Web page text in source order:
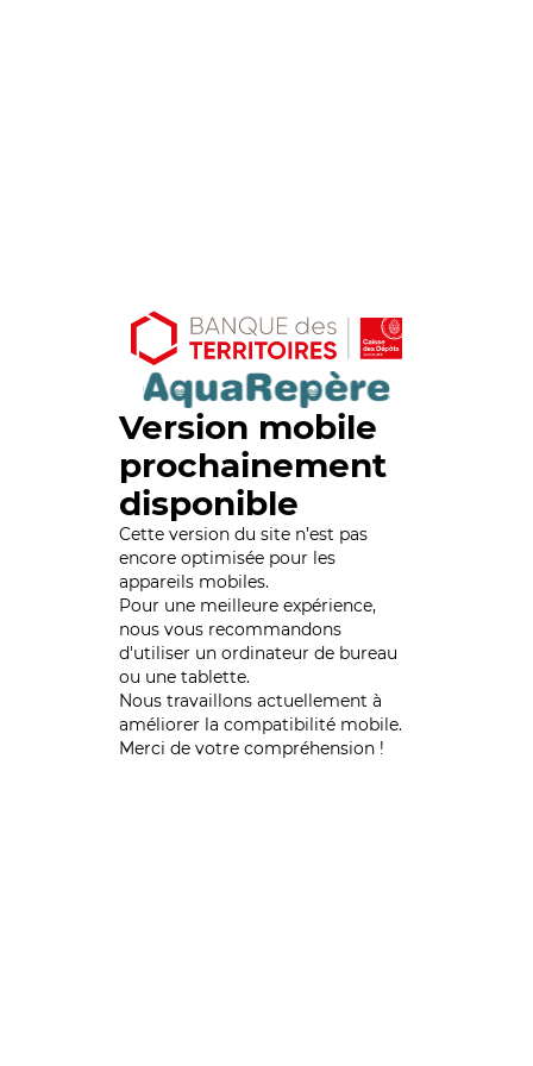
Version mobile
prochainement
disponible
Cette version du site n’est pas
encore optimisée pour les
appareils mobiles.
Pour une meilleure expérience,
nous vous recommandons
d'utiliser un ordinateur de bureau
ou une tablette.
Nous travaillons actuellement à
améliorer la compatibilité mobile.
Merci de votre compréhension !